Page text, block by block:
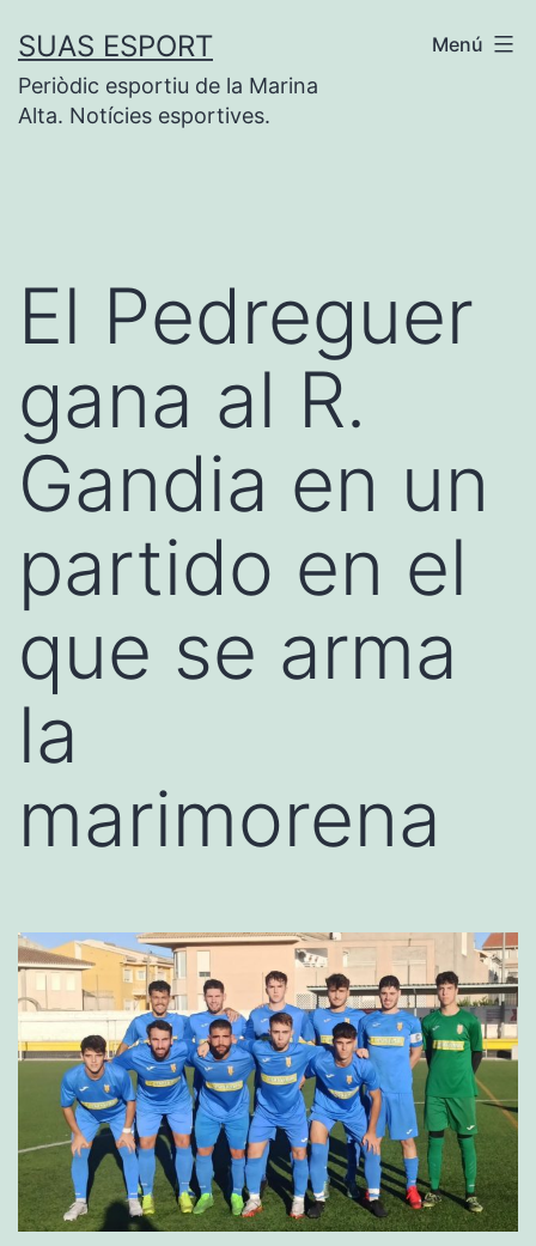
contenido
SUAS ESPORT
Periòdic esportiu de la Marina
Alta. Notícies esportives.
Menú
El Pedreguer
gana al R.
Gandia en un
partido en el
que se arma
la
marimorena